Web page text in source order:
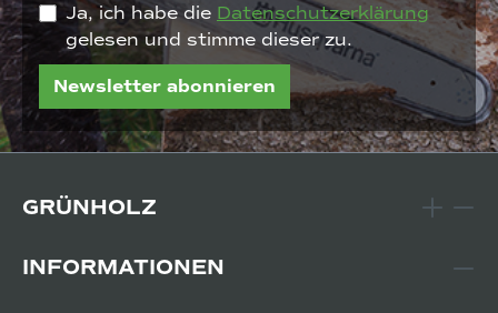
Ja, ich habe die Datenschutzerklärung
gelesen und stimme dieser zu.
Newsletter abonnieren
GRÜNHOLZ
INFORMATIONEN